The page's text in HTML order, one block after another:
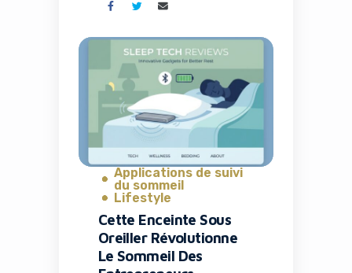
au restaurant idéal ou encore
produits essentiels sur
plusieurs e-commerces en
quelques minutes. Ce n’est plus
de la science-fiction : Hark vient
de lever le voile […]
Applications de suivi
du sommeil
Lifestyle
Cette Enceinte Sous
Oreiller Révolutionne
Le Sommeil Des